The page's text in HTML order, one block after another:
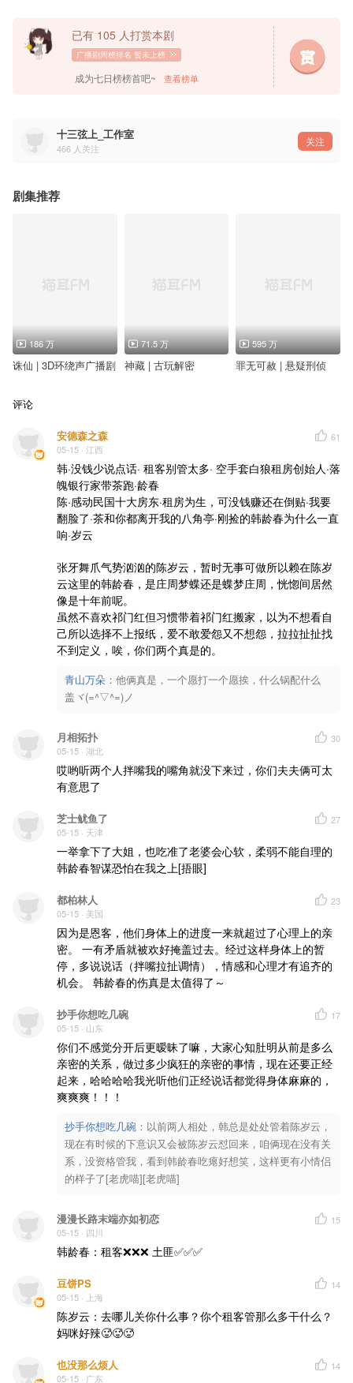
参与演出：阿熊@阿熊就是前无、陈景妍@S妍小c、来晓风@来晓风Leslie、李元元@沐沐沐
已有 105 人打赏本剧
广播剧周榜排名 暂未上榜
成为七日榜榜首吧~ 查看榜单
十三弦上_工作室
466 人关注
关注
剧集推荐
186 万
诛仙 | 3D环绕声广播剧
71.5 万
神藏 | 古玩解密
595 万
罪无可赦 | 悬疑刑侦
评论
安德森之森
05-15 · 江西
61
韩·没钱少说点话· 租客别管太多· 空手套白狼租房创始人·落
魄银行家带茶跑·龄春
陈·感动民国十大房东·租房为生，可没钱赚还在倒贴·我要
翻脸了·茶和你都离开我的八角亭·刚捡的韩龄春为什么一直
响·岁云
张牙舞爪气势汹汹的陈岁云，暂时无事可做所以赖在陈岁
云这里的韩龄春，是庄周梦蝶还是蝶梦庄周，恍惚间居然
像是十年前呢。
虽然不喜欢祁门红但习惯带着祁门红搬家，以为不想看自
己所以选择不上报纸，爱不敢爱怨又不想怨，拉拉扯扯找
不到定义，唉，你们两个真是的。
青山万朵 ： 他俩真是，一个愿打一个愿挨，什么锅配什么
盖ヾ(=^▽^=)ノ
月相拓扑
05-15 · 湖北
30
哎哟听两个人拌嘴我的嘴角就没下来过，你们夫夫俩可太
有意思了
芝士鱿鱼了
05-15 · 天津
27
一举拿下了大姐，也吃准了老婆会心软，柔弱不能自理的
韩龄春智谋恐怕在我之上[捂眼]
都柏林人
05-15 · 美国
23
因为是恩客，他们身体上的进度一来就超过了心理上的亲
密。 一有矛盾就被欢好掩盖过去。经过这样身体上的暂
停，多说说话（拌嘴拉扯调情），情感和心理才有追齐的
机会。 韩龄春的伤真是太值得了～
抄手你想吃几碗
05-15 · 山东
17
你们不感觉分开后更暧昧了嘛，大家心知肚明从前是多么
亲密的关系，做过多少疯狂的亲密的事情，现在还要正经
起来，哈哈哈哈我光听他们正经说话都觉得身体麻麻的，
爽爽爽！！！
抄手你想吃几碗 ： 以前两人相处，韩总是处处管着陈岁云，
现在有时候的下意识又会被陈岁云怼回来，咱俩现在没有关
系，没资格管我，看到韩龄春吃瘪好想笑，这样更有小情侣
的样子了[老虎喵][老虎喵]
漫漫长路末端亦如初恋
05-15 · 四川
15
韩龄春：租客❌❌❌ 土匪✅✅✅
豆饼PS
05-15 · 上海
14
陈岁云：去哪儿关你什么事？你个租客管那么多干什么？
妈咪好辣🥵🥵🥵
也没那么烦人
05-15 · 广东
14